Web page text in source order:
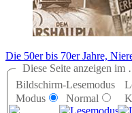
Die 50er bis 70er Jahre,
Diese Seite anzeigen im
Bildschirm-
Modus
Lesemodus
Normal